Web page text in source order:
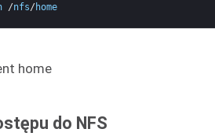
/nfs/ home
do NFS